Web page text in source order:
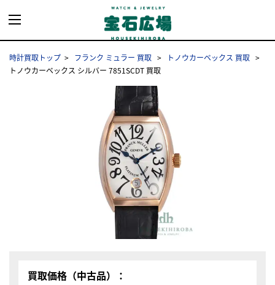
時計買取トップ フランク ミュラー 買取
トノウカーベックス 買取
トノウカーベックス シルバー 7851SCDT 買取
買取価格（中古品）：